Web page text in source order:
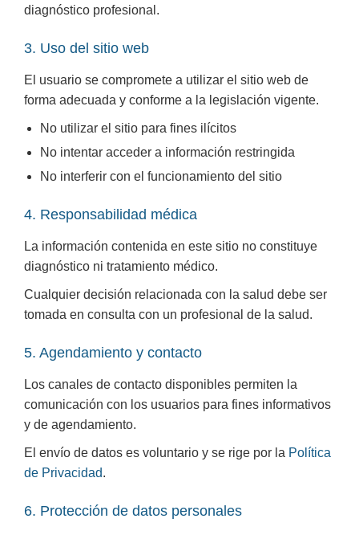
diagnóstico profesional.
3. Uso del sitio web
El usuario se compromete a utilizar el sitio web de
forma adecuada y conforme a la legislación vigente.
No utilizar el sitio para fines ilícitos
No intentar acceder a información restringida
No interferir con el funcionamiento del sitio
4. Responsabilidad médica
La información contenida en este sitio no constituye
diagnóstico ni tratamiento médico.
Cualquier decisión relacionada con la salud debe ser
tomada en consulta con un profesional de la salud.
5. Agendamiento y contacto
Los canales de contacto disponibles permiten la
comunicación con los usuarios para fines informativos
y de agendamiento.
El envío de datos es voluntario y se rige por la Política
de Privacidad.
6. Protección de datos personales